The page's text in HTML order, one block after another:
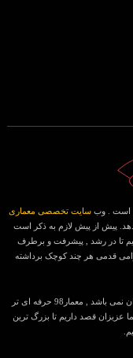
است . وبسایت تخصصی معماری
پیش از پیش لازم به ذکر است
تا در رشد , پیشرفت و برطرف
قدمی هر چند کوچک برداشته
هدف ما فعالیت همچون سایر وب سایت های معماری و عمران نمی باشد , معمار98 حرفه ای تر
تیم معماری 98 و همراهی شما عزیزان قصد داریم تا بزرگ ترین